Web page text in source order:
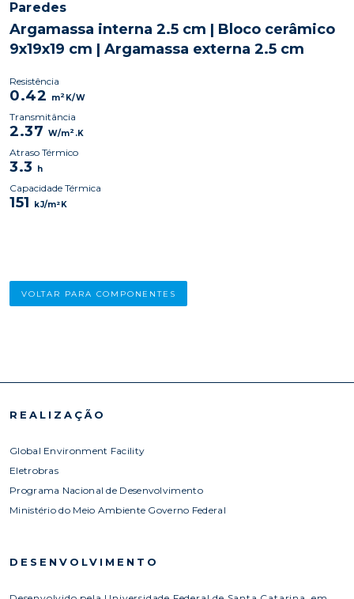
Paredes
Argamassa interna 2.5 cm | Bloco cerâmico
9x19x19 cm | Argamassa externa 2.5 cm
Resistência
0.42 m2 K/W
Transmitância
2.37 W/m2 .K
Atraso Térmico
3.3 h
Capacidade Térmica
151 kJ/m²K
VOLTAR PARA COMPONENTES
REALIZAÇÃO
Global Environment Facility
Eletrobras
Programa Nacional de Desenvolvimento
Ministério do Meio Ambiente Governo Federal
DESENVOLVIMENTO